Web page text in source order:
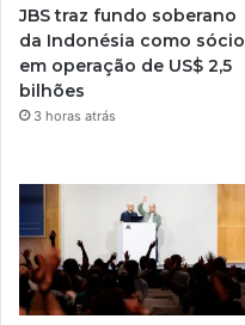
JBS traz fundo soberano
da Indonésia como sócio
em operação de US$ 2,5
bilhões
3 horas atrás